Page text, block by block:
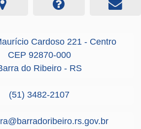
Cardoso 221 - Centro
CEP 92870-000
do Ribeiro - RS
(51) 3482-2107